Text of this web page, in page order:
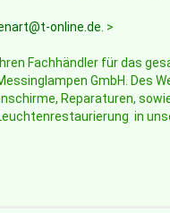
online.de. >
Fachhändler für das
GmbH. Des
Reparaturen,
in